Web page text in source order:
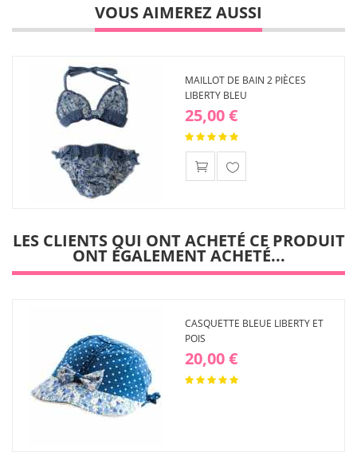
VOUS AIMEREZ AUSSI
MAILLOT DE BAIN 2 PIÈCES
LIBERTY BLEU
25,00 €
d'envies
LES CLIENTS QUI ONT ACHETÉ CE PRODUIT
ONT ÉGALEMENT ACHETÉ...
CASQUETTE BLEUE LIBERTY ET
POIS
20,00 €